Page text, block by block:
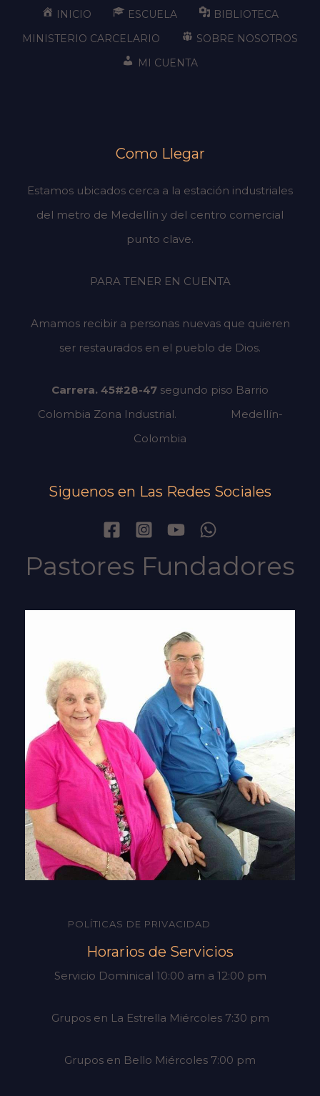
INICIO ESCUELA
BIBLIOTECA
MINISTERIO CARCELARIO
SOBRE NOSOTROS
MI CUENTA
Como Llegar
Estamos ubicados cerca a la estación industriales
del metro de Medellín y del centro comercial
punto clave.
PARA TENER EN CUENTA
Amamos recibir a personas nuevas que quieren
ser restaurados en el pueblo de Dios.
Carrera. 45#28-47 segundo piso Barrio
Colombia Zona Industrial.
Medellín-
Colombia
Siguenos en Las Redes Sociales
Pastores Fundadores
POLÍTICAS DE PRIVACIDAD
Horarios de Servicios
Servicio Dominical 10:00 am a 12:00 pm
Grupos en La Estrella Miércoles 7:30 pm
Grupos en Bello Miércoles 7:00 pm